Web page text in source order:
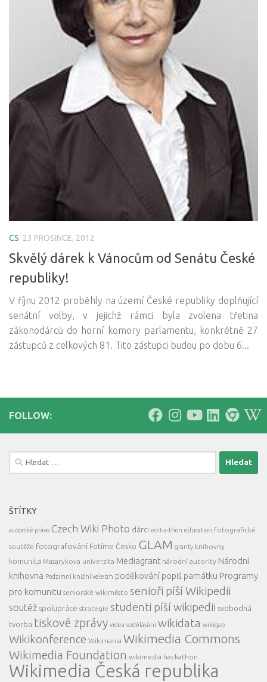
CS 23 PROSINCE, 2012
Skvělý dárek k Vánocům od Senátu České
republiky!
V říjnu 2012 proběhly na území České republiky doplňující
senátní volby, v jejichž rámci byla zvolena třetina
zákonodárců do horní komory parlamentu, konkrétně 27
zástupců z celkových 81. Tito zástupci budou po dobu 6...
FOLLOW:
Vyhledávání
ŠTÍTKY
autorské právo Czech Wiki Photo dárci edit-a-thon education fotografické
soutěže fotografování Fotíme Česko GLAM granty knihovny
komunita Masarykova univerzita Mediagrant národní autority Národní
knihovna Podzimní knižní veletrh poděkování popiš památku Programy
pro komunitu seniorské wikiměsto senioři píší Wikipedii
soutěž spolupráce strategie studenti píší wikipedii svobodná
tvorba tiskové zprávy videa vzdělávání wikidata wikigap
Wikikonference Wikimania Wikimedia Commons
Wikimedia Foundation wikimedia hackathon
Wikimedia Česká republika